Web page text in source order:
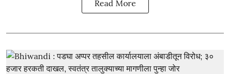
Read More